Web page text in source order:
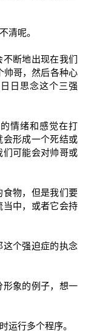
清呢。
断地出现在我们
帅哥，然后各种心
日思念这个三强
情绪和感觉在打
形成一个死结或
可能会对帅哥或
物，但是我们要
中，或者它会持
个强迫症的执念
形象的例子，想一
运行多个程序。